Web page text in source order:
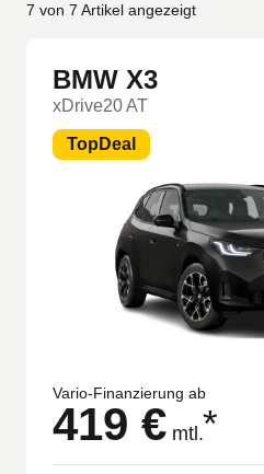
7 von 7 Artikel angezeigt
BMW X3
xDrive20 AT
TopDeal
Vario-Finanzierung ab
419 € mtl.*